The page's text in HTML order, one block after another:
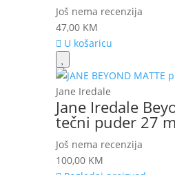
Još nema recenzija
47,00 KM
U košaricu
Jane Iredale
Jane Iredale
tečni puder 27
Još nema recenzija
100,00 KM